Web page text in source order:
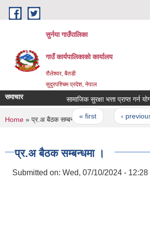
Skip to main content
सुर्नया गाउँपालिका
गाउँ कार्यपालिकाकाे कार्यालय
रौलेश्वर, बैतडी
सुदुरपश्चिम प्रदेश, नेपाल
समाचार सामाजिक सुरक्षा भत्ता प्राप्त गर्न
Pages
« first ‹ previous
You are here
Home » प्र.अ बैठक सम्बन्धमा ।
प्र.अ बैठक सम्बन्धमा ।
Submitted on: Wed, 07/10/2024 - 12:28